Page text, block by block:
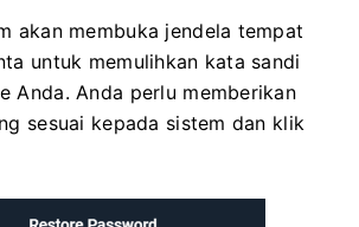
akan membuka jendela tempat
untuk memulihkan kata sandi
Anda. Anda perlu memberikan
sesuai kepada sistem dan klik